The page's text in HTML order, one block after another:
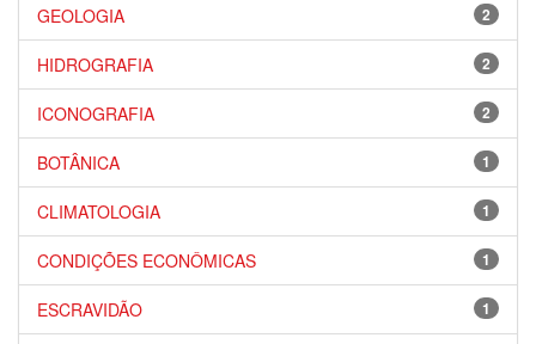
2
GEOLOGIA
2
HIDROGRAFIA
2
ICONOGRAFIA
1
BOTÂNICA
1
CLIMATOLOGIA
1
CONDIÇÕES ECONÔMICAS
1
ESCRAVIDÃO